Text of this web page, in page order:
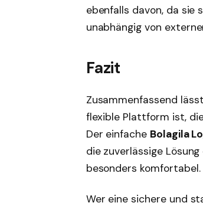
ebenfalls davon, da sie
unabhängig von
Fazit
Zusammenfassend
flexible Plattform ist,
Der einfache Bolagila
die zuverlässige
besonders komfortabel.
Wer eine sichere und